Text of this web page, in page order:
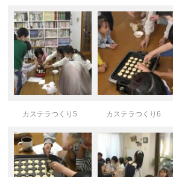
カステラつくり5 カステラつくり6